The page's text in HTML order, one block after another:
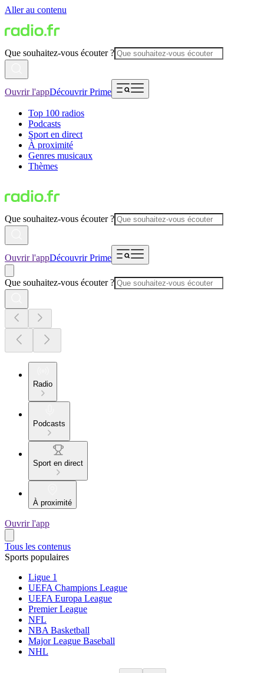
Aller au contenu
Que souhaitez-vous écouter ?
Ouvrir l'appDécouvrir Prime
Top 100 radios
Podcasts
Sport en direct
À proximité
Genres musicaux
Thèmes
Que souhaitez-vous écouter ?
Ouvrir l'appDécouvrir Prime
Que souhaitez-vous écouter ?
Radio
Podcasts
Sport en direct
À proximité
Ouvrir l'app
Tous les contenus
Sports populaires
Ligue 1
UEFA Champions League
UEFA Europa League
Premier League
NFL
NBA Basketball
Major League Baseball
NHL